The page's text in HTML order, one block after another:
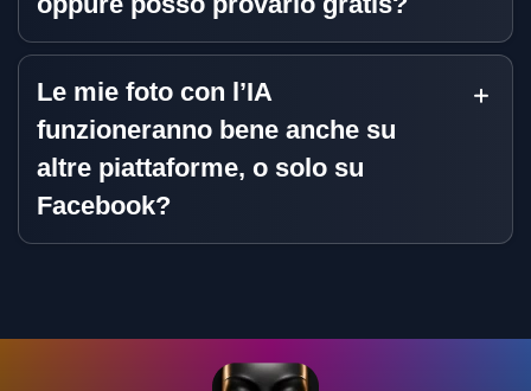
Le mie foto con l’IA
funzioneranno bene anche su
altre piattaforme, o solo su
Facebook?